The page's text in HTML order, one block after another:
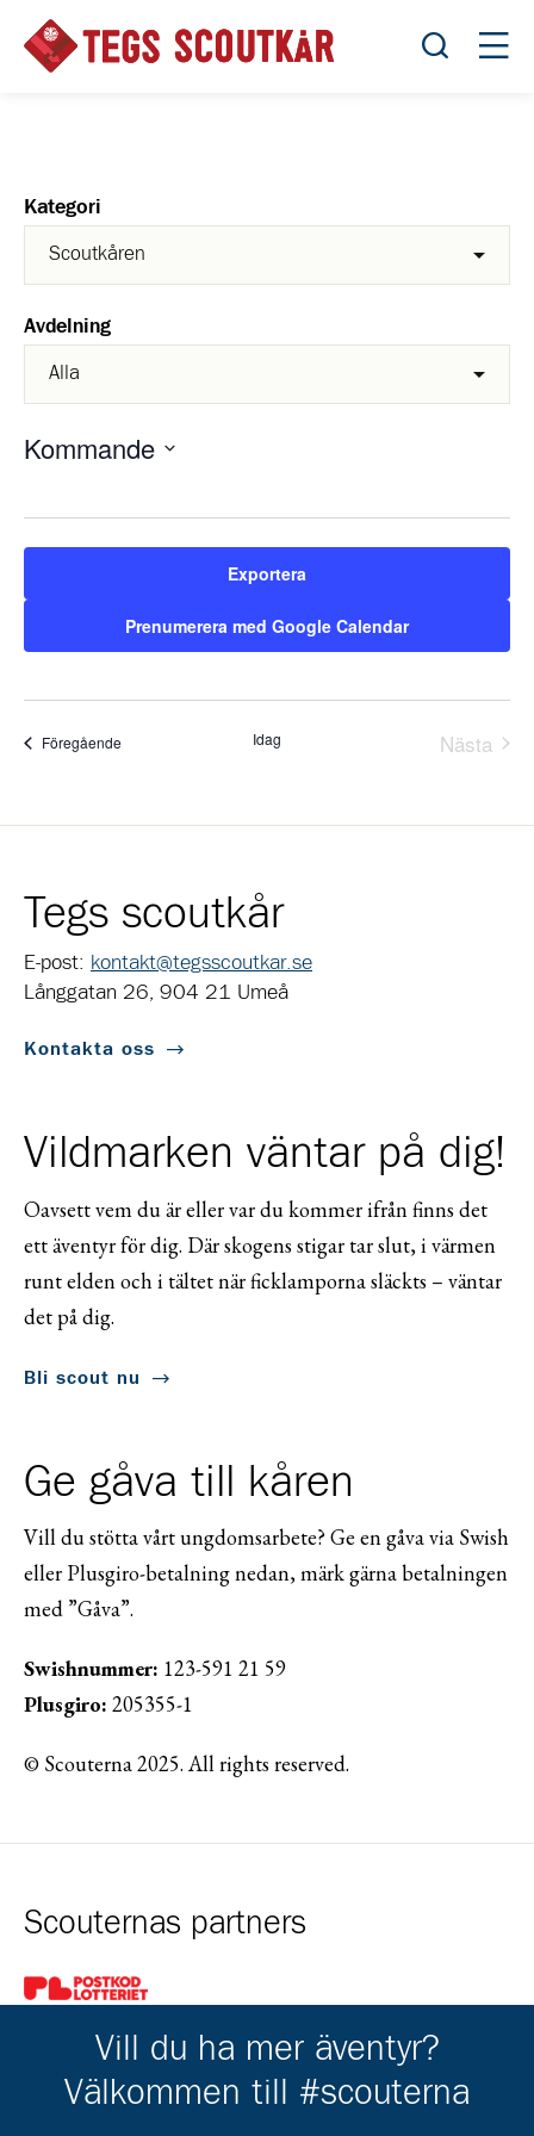
Öppna
Kategori
Avdelning
Kommande
datum.
Exportera
Prenumerera med Google Calendar
Föregående Idag
Nästa
Tegs scoutkår
E-post: kontakt@tegsscoutkar.se
Långgatan 26, 904 21 Umeå
Kontakta oss
Vildmarken väntar på dig!
Oavsett vem du är eller var du kommer ifrån finns det
ett äventyr för dig. Där skogens stigar tar slut, i värmen
runt elden och i tältet när ficklamporna släckts – väntar
det på dig.
Bli scout nu
Ge gåva till kåren
Vill du stötta vårt ungdomsarbete? Ge en gåva via Swish
eller Plusgiro-betalning nedan, märk gärna betalningen
med ”Gåva”.
Swishnummer: 123-591 21 59
Plusgiro: 205355-1
© Scouterna 2025. All rights reserved.
Scouternas partners
Gå till pl_50
Vill du ha mer äventyr?
Välkommen till #scouterna